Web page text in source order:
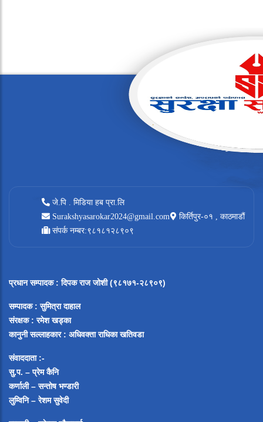
जे.पि . मिडिया हब प्रा.लि
Surakshyasarokar2024@gmail.com
किर्तिपुर-०१ , काठमाडौं
संपर्क नम्बर:९८१८१२८९०९
प्रधान सम्पादक: दिपक राज जोशी (९८१७१-२८९०९)
सम्पादक : सुमित्रा दाहाल
संरक्षक : रमेश खड्का
कानुनी सल्लाहकार : अधिवक्ता राधिका खतिवडा
संवाददाता :-
सु.प. – प्रेम कैनि
कर्णाली – सन्तोष भण्डारी
लुम्विनि – रेशम सुवेदी